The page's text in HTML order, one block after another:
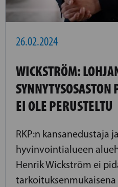
26.02.2024
WICKSTRÖM:
EI OLE PERUSTELTU
RKP:n kansanedustaja
hyvinvointialueen
Henrik Wickström ei